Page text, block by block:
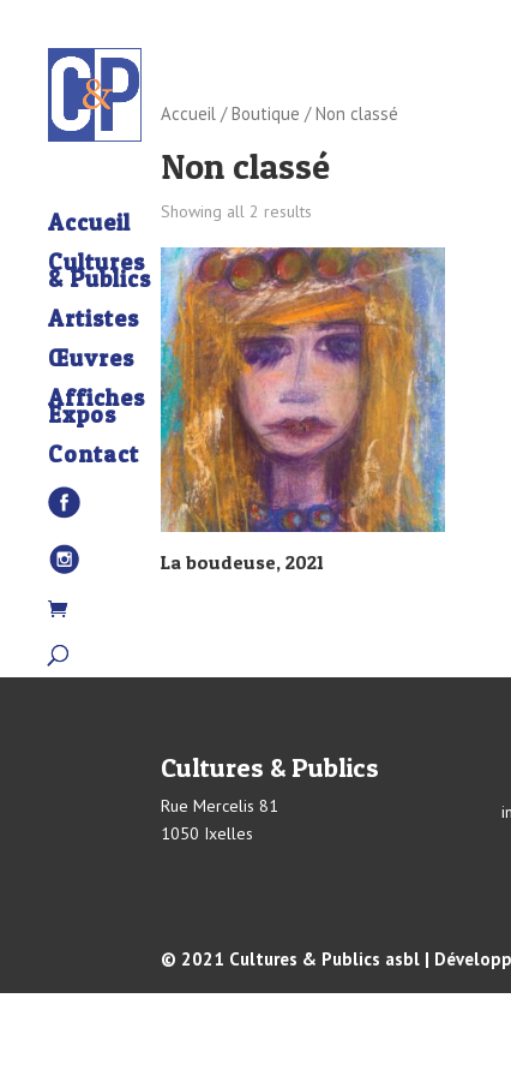
Accueil
Cultures
& Publics
Artistes
Œuvres
Affiches
Expos
Contact
Accueil /Boutique / Non classé
Non classé
Showing all 2 results
La boudeuse, 2021
Cultures & Publics
Rue Mercelis 81
1050 Ixelles
© 2021 Cultures & Publics asbl |